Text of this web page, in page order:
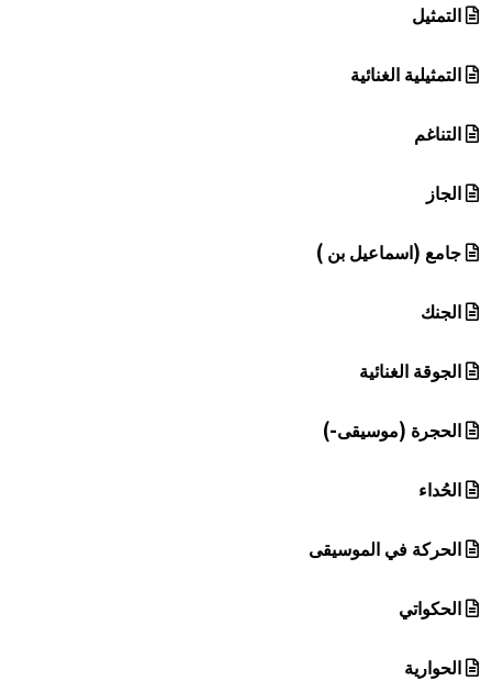
التمثيل
التمثيلية الغنائية
التناغم
الجاز
جامع (اسماعيل بن )
الجنك
الجوقة الغنائية
الحجرة (موسيقى-)
الحُداء
الحركة في الموسيقى
الحكواتي
الحوارية